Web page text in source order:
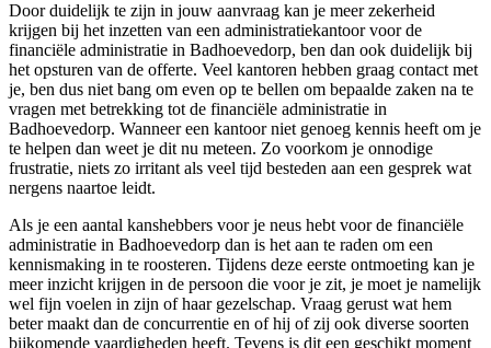
Door duidelijk te zijn in jouw aanvraag kan je meer zekerheid
krijgen bij het inzetten van een administratiekantoor voor de
financiële administratie in Badhoevedorp, ben dan ook duidelijk bij
het opsturen van de offerte. Veel kantoren hebben graag contact met
je, ben dus niet bang om even op te bellen om bepaalde zaken na te
vragen met betrekking tot de financiële administratie in
Badhoevedorp. Wanneer een kantoor niet genoeg kennis heeft om je
te helpen dan weet je dit nu meteen. Zo voorkom je onnodige
frustratie, niets zo irritant als veel tijd besteden aan een gesprek wat
nergens naartoe leidt.
Als je een aantal kanshebbers voor je neus hebt voor de financiële
administratie in Badhoevedorp dan is het aan te raden om een
kennismaking in te roosteren. Tijdens deze eerste ontmoeting kan je
meer inzicht krijgen in de persoon die voor je zit, je moet je namelijk
wel fijn voelen in zijn of haar gezelschap. Vraag gerust wat hem
beter maakt dan de concurrentie en of hij of zij ook diverse soorten
bijkomende vaardigheden heeft. Tevens is dit een geschikt moment